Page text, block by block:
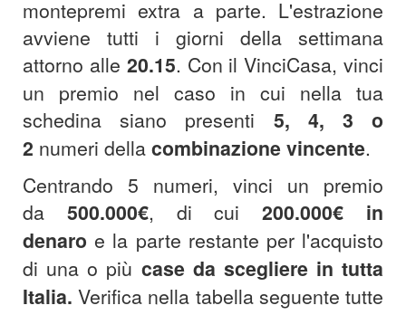
montepremi extra a parte. L'estrazione
avviene tutti i giorni della settimana
attorno alle 20.15. Con il VinciCasa, vinci
un premio nel caso in cui nella tua
schedina siano presenti 5, 4, 3 o
2 numeri della combinazionevincente.
Centrando 5 numeri, vinci un premio
da 500.000€, di cui200.000€
in
denaroe la parte restante per l'acquisto
di una o più case da scegliere in tutta
Italia.Verifica nella tabella seguente tutte